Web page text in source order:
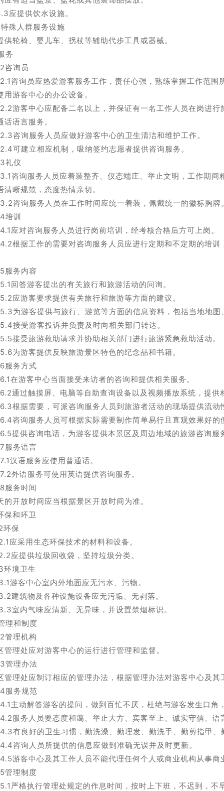
应提供饮水设施。
殊人群服务设施
供轮椅、婴儿车、拐杖等辅助代步工具或器械。
务
咨询员
咨询员应热爱游客服务工作，责任心强，熟练掌握工作范围
用游客中心的办公设备。
游客中心应配备二名以上，并保证有一名工作人员在岗进行
话语言服务。
咨询服务人员应做好游客中心的卫生清洁和维护工作。
可建立相应机制，吸纳签约志愿者提供咨询服务。
礼仪
咨询服务人员应着装整齐、仪态端庄、举止文明，工作期间
清晰规范，态度热情亲切。
咨询服务人员在工作时间应统一着装，佩戴统一的徽标胸牌
培训
应对咨询服务人员进行岗前培训，经考核合格后方可上岗。
根据工作的需要对咨询服务人员应进行定期和不定期的培训
服务内容
回答游客提出的有关旅行和旅游活动的问询。
应游客要求提供有关旅行和旅游等方面的建议。
为游客提供与旅行、游览等方面的信息资料，包括当地地图
接受游客投诉并负责及时向相关部门转达。
接受旅游救助请求并协助相关部门进行旅游紧急救助活动。
为游客提供反映旅游景区特色的纪念品和书籍。
服务方式
在游客中心当面接受来访者的咨询和提供相关服务。
通过触摸屏、电脑等自助查询设备以及视频播放系统，提供
根据需要，可派咨询服务人员到旅游者活动的现场提供流动
咨询服务人员可根据实际需要制作简单易行且直观效果好的
提供咨询电话，为游客提供本景区及周边地域的旅游咨询服
服务语言
汉语服务应使用普通话。
外语服务可使用英语提供咨询服务。
服务时间
的开放时间应当根据景区开放时间为准。
保和环卫
环保
应采用生态环保技术的材料和设备。
应提供垃圾回收袋，坚持垃圾分类。
环境卫生
游客中心室内外地面应无污水、污物。
建筑物及各种设施设备应无污垢、无剥落。
室内气味应清新、无异味，并设置禁烟标识。
理和制度
管理机构
管理处应对游客中心的运行进行管理和监督。
管理办法
管理处应制订相应的管理办法，根据管理办法对游客中心及
服务规范
主动解答游客的提问，做到百忙不厌，杜绝与游客发生口角
服务人员要态度和蔼、举止大方、宾客至上、诚实守信、
有良好的卫生习惯，勤洗澡、勤理发、勤洗手、勤剪指甲、
咨询人员所提供的信息应做到准确无误并及时更新。
游客中心及其工作人员不能代理任何个人或商业机构从事商
管理制度
严格执行管理处规定的作息时间，按时上下班，不迟到，不